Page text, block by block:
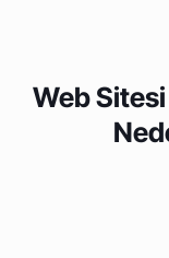
Web Sitesi